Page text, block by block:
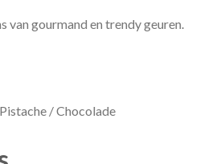
van gourmand en trendy geuren.
/ Chocolade